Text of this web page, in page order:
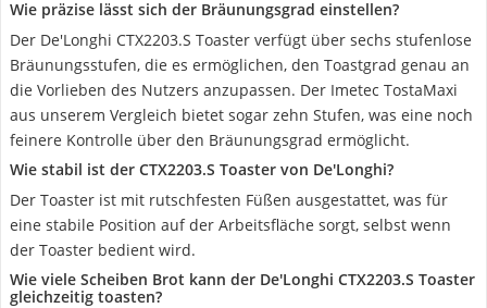
Wie präzise lässt sich der Bräunungsgrad einstellen?
Der De'Longhi CTX2203.S Toaster verfügt über sechs stufenlose
Bräunungsstufen, die es ermöglichen, den Toastgrad genau an
die Vorlieben des Nutzers anzupassen. Der Imetec TostaMaxi
aus unserem Vergleich bietet sogar zehn Stufen, was eine noch
feinere Kontrolle über den Bräunungsgrad ermöglicht.
Wie stabil ist der CTX2203.S Toaster von De'Longhi?
Der Toaster ist mit rutschfesten Füßen ausgestattet, was für
eine stabile Position auf der Arbeitsfläche sorgt, selbst wenn
der Toaster bedient wird.
Wie viele Scheiben Brot kann der De'Longhi CTX2203.S Toaster
gleichzeitig toasten?